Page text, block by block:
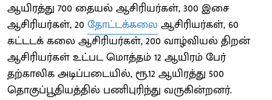
ஆயிரத்து 700 தையல் ஆசிரியர்கள், 300 இசை
ஆசிரியர்கள், 20 தோட்டக்கலை ஆசிரியர்கள், 60
கட்டடக் கலை ஆசிரியர்கள், 200 வாழ்வியல் திறன்
ஆசிரியர்கள் உட்பட மொத்தம் 12 ஆயிரம் பேர்
தற்காலிக அடிப்படையில், ரூ.12 ஆயிரத்து 500
தொகுப்பூதியத்தில் பணிபுரிந்து வருகின்றனர்.